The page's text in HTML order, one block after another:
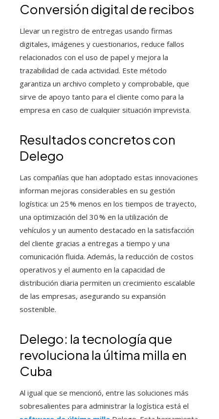
Conversión digital de recibos
Llevar un registro de entregas usando firmas
digitales, imágenes y cuestionarios, reduce fallos
relacionados con el uso de papel y mejora la
trazabilidad de cada actividad. Este método
garantiza un archivo completo y comprobable, que
sirve de apoyo tanto para el cliente como para la
empresa en caso de cualquier situación imprevista.
Resultados concretos con
Delego
Las compañías que han adoptado estas innovaciones
informan mejoras considerables en su gestión
logística: un 25 % menos en los tiempos de trayecto,
una optimización del 30 % en la utilización de
vehículos y un aumento destacado en la satisfacción
del cliente gracias a entregas a tiempo y una
comunicación fluida. Además, la reducción de costos
operativos y el aumento en la capacidad de
distribución diaria permiten un crecimiento escalable
de las empresas, asegurando su expansión
sostenible.
Delego: la tecnología que
revoluciona la última milla en
Cuba
Al igual que se mencionó, entre las soluciones más
sobresalientes para administrar la logística está el